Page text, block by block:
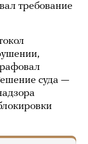
требование
суда —